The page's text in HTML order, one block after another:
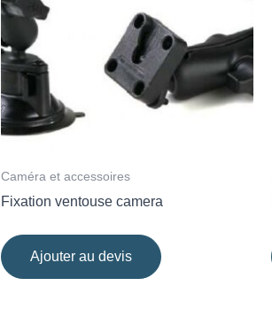
Caméra et accessoires
Fixation ventouse camera
Ajouter au devis